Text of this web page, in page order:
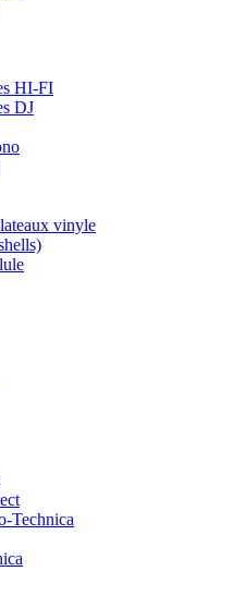
HI-FI
DJ
vinyle
Technica